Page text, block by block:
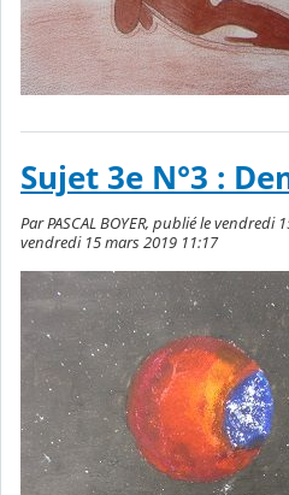
Sujet 3e N°3 :
Par PASCAL BOYER, publié le
vendredi 15 mars 2019 11:17